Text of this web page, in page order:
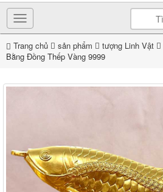
Toggle
navigation
Trang chủ sản phẩm tượng Linh Vật
Bằng Đồng Thếp Vàng 9999